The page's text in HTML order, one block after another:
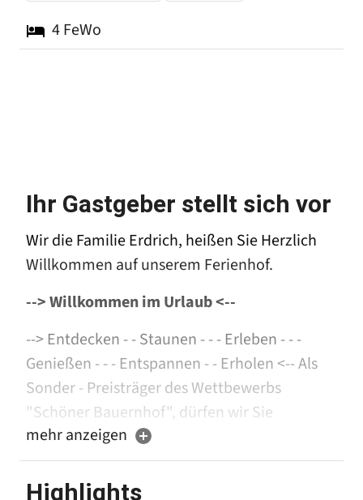
4FeWo
Ihr Gastgeber stellt sich vor
Wir die Familie Erdrich, heißen Sie Herzlich
Willkommen auf unserem Ferienhof.
--> Willkommen im Urlaub <--
--> Entdecken - - Staunen - - - Erleben - - -
Genießen - - - Entspannen - - Erholen <-- Als
Sonder - Preisträger des Wettbewerbs
"Schöner Bauernhof", dürfen wir Sie
Herzlichst begrüßen.
mehr anzeigen
Highlights